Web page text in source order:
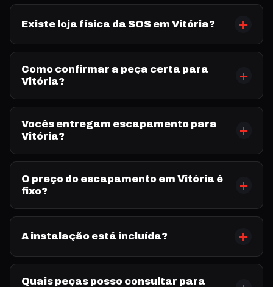
Existe loja física da SOS em Vitória?
Como confirmar a peça certa para
Vitória?
Vocês entregam escapamento para
Vitória?
O preço do escapamento em Vitória é
fixo?
A instalação está incluída?
Quais peças posso consultar para